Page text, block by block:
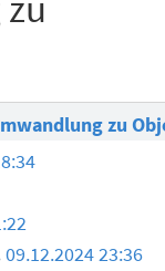
zu
09.12.2024 23:36